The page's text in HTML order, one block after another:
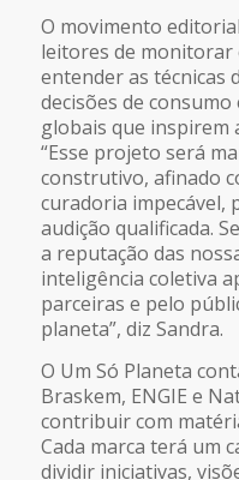
O movimento
leitores de monitorar
entender as técnicas
decisões de
globais que
“Esse projeto será
construtivo, afinado
curadoria impecável,
audição qualificada.
a reputação das
inteligência coletiva
parceiras e pelo
planeta”, diz Sandra.
O Um Só Planeta
Braskem, ENGIE e
contribuir com
Cada marca terá um
dividir iniciativas,